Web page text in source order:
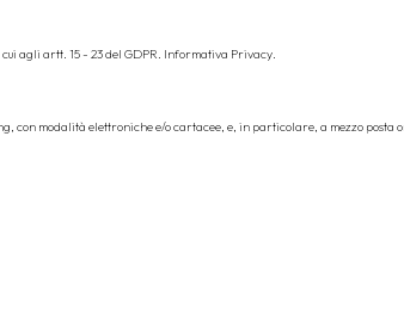
agli artt. 15 - 23 del GDPR. Informativa Privacy.
modalità elettroniche e/o cartacee, e, in particolare, a mezzo posta